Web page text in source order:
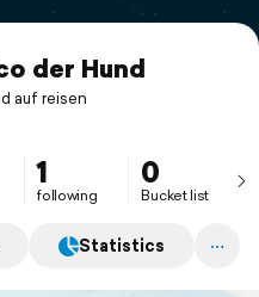
der Hund
auf reisen
1
following
0
Bucket list
Statistics